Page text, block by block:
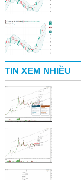
TIN XEM NHIỀU